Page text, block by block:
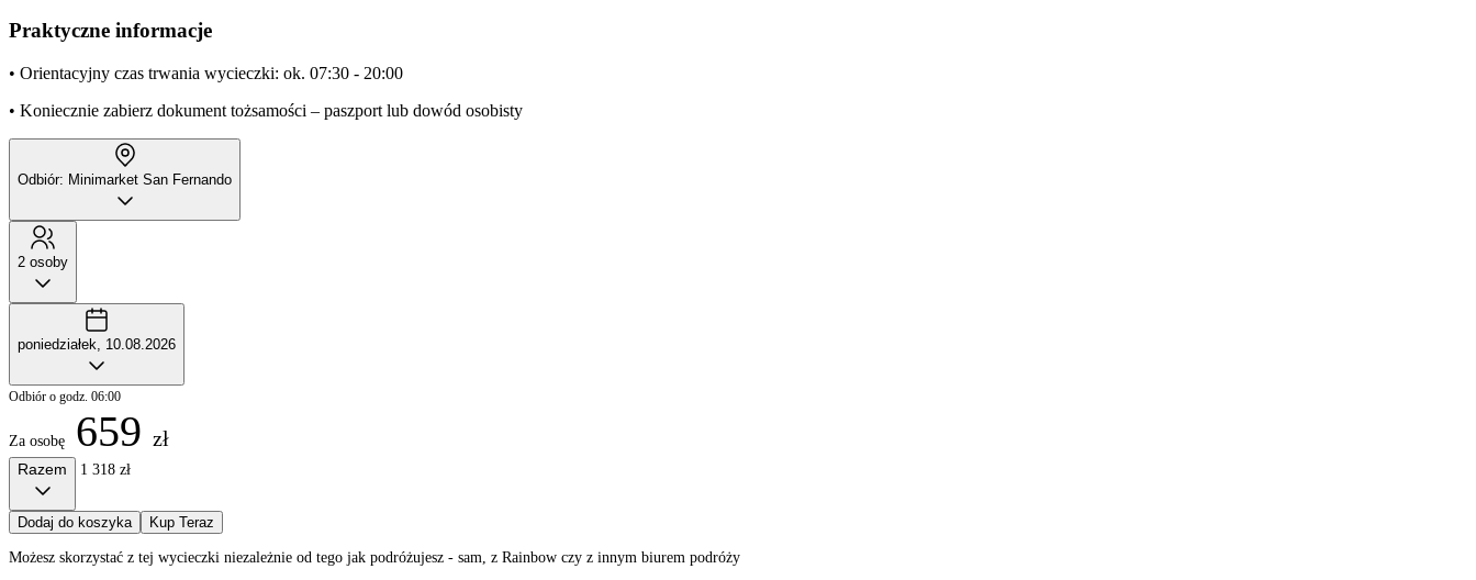
Praktyczne informacje
• Orientacyjny czas trwania wycieczki: ok. 07:30 - 20:00
• Koniecznie zabierz dokument tożsamości – paszport lub dowód osobisty
Odbiór: Minimarket San Fernando
2 osoby
poniedziałek, 10.08.2026
Odbiór o godz. 06:00
Za osobę 659 zł
Razem 1 318 zł
Dodaj do koszyka Kup Teraz
Możesz skorzystać z tej wycieczki niezależnie od tego jak podróżujesz - sam, z Rainbow czy z innym biurem podróży